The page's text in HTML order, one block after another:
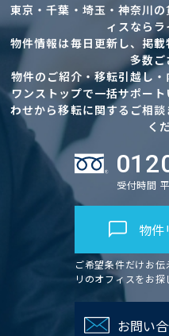
東京・千葉・埼玉・神奈川
ィスならラ
物件情報は毎日更新し、掲
多数ご
物件のご紹介・移転引越し
ワンストップで一括サポー
わせから移転に関するご相
く
受付時間
物件
ご希望条件だけお
リのオフィスをお探
お問い